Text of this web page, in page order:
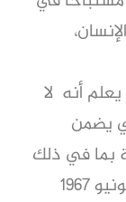
أنه لا
يضمن
بما في ذلك
إقامة دولته المستقلة على حدود 4 يونيو 1967